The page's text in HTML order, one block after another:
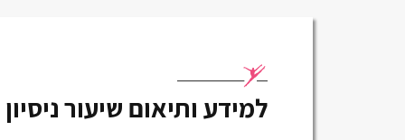
למידע ותיאום שיעור ניסיון